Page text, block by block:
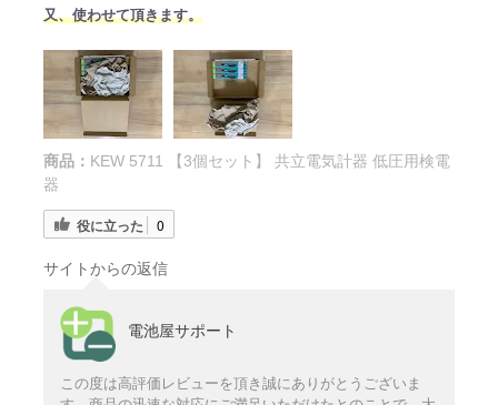
又、使わせて頂きます。
商品： KEW 5711 【3個セット】 共立電気計器 低圧用検電
器
役に立った 0
サイトからの返信
電池屋サポート
この度は高評価レビューを頂き誠にありがとうございま